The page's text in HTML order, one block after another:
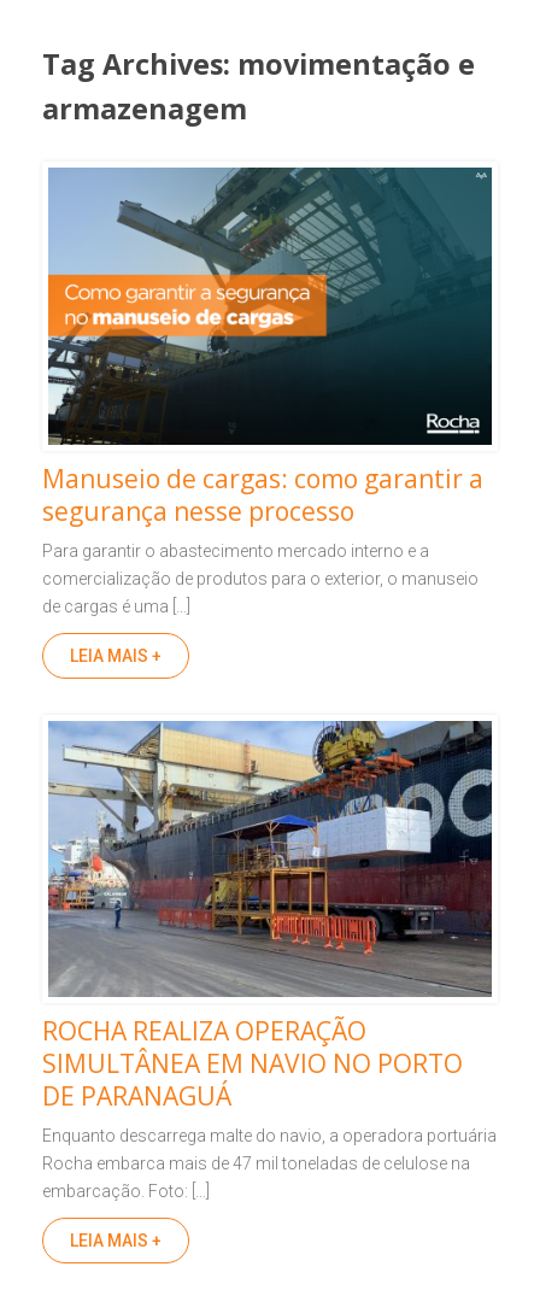
Tag Archives: movimentação e
armazenagem
Manuseio de cargas: como garantir a
segurança nesse processo
Para garantir o abastecimento mercado interno e a
comercialização de produtos para o exterior, o manuseio
de cargas é uma […]
LEIA MAIS +
ROCHA REALIZA OPERAÇÃO
SIMULTÂNEA EM NAVIO NO PORTO
DE PARANAGUÁ
Enquanto descarrega malte do navio, a operadora portuária
Rocha embarca mais de 47 mil toneladas de celulose na
embarcação. Foto: […]
LEIA MAIS +